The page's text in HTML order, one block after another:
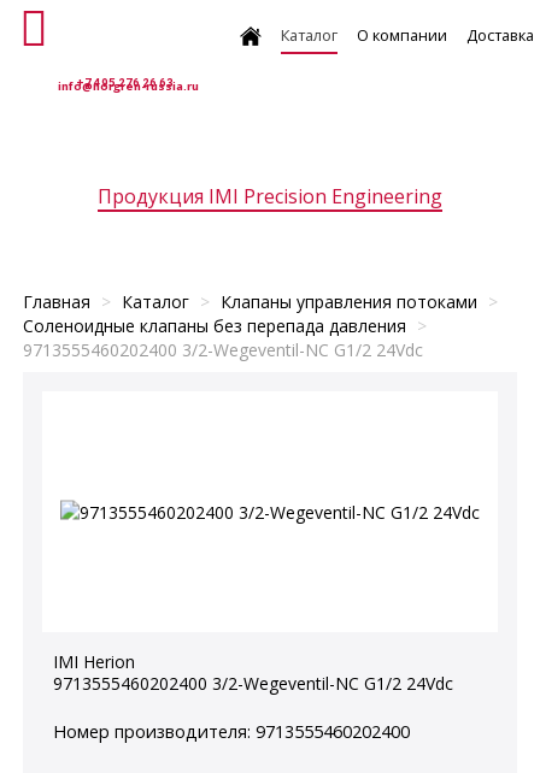
Каталог О компании Доставка
+7 495 276 26 63
info@norgren-russia.ru
Продукция IMI Precision Engineering
Главная > Каталог > Клапаны управления потоками >
Соленоидные клапаны без перепада давления >
9713555460202400 3/2-Wegeventil-NC G1/2 24Vdc
IMI Herion
9713555460202400 3/2-Wegeventil-NC G1/2 24Vdc
Номер производителя: 9713555460202400
клапаны Клапаны управления потоками